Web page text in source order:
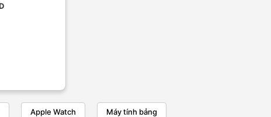
Apple Watch Máy tính bảng